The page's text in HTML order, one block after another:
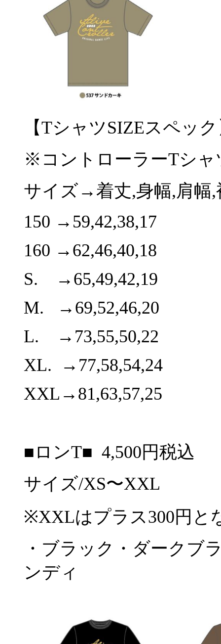
【TシャツSIZEスペッ
※ コントローラーTシ
サイズ→着丈,身幅,肩幅,
150 →59,42,38,17
160 →62,46,40,18
S.
→65,49,42,19
M.
→69,52,46,20
L.
→73,55,50,22
XL.
→77,58,54,24
XXL→81,63,57,25
■ ロンT■ 4,500円税込
サイズ/XS〜XXL
※XXLはプラス300円と
・ブラック・ダークブ
ンディ